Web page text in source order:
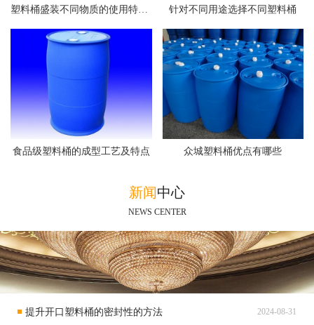
针对不同用途选择不同塑料桶
食品级塑料桶的成型工艺及特点 众城塑料桶优点有哪些
新闻中心
NEWS CENTER
提升开口塑料桶的密封性的方法 2024-08-31